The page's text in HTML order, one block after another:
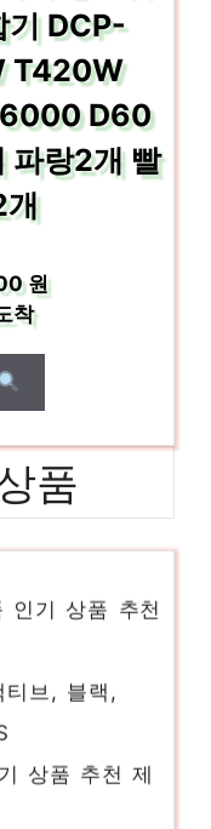
기 DCP-
T420W
D60
랑2개 빨
개
원
착
품
치대, 메탈릭
인기 상품 추천
브, 블랙,
상품 추천 제